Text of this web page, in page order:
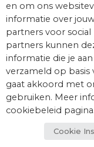
en om ons
informatie over
partners voor social
partners kunnen
informatie die je
verzameld op basis
gaat akkoord met
gebruiken. Meer
cookiebeleid pagina.
Cookie